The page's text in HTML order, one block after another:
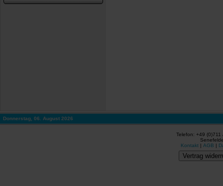
Donnerstag, 06. August 2026
Telefon: +49
Kontakt | AGB |
Vertrag